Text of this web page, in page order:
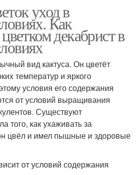
уход в
Как
декабрист в
вид кактуса. Он цветёт
температур и яркого
условия его содержания
от условий выращивания
Существуют
того, как ухаживать за
цвёл и имел пышные и здоровые
от условий содержания